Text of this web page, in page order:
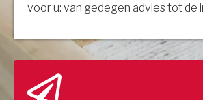
voor u: van gedegen advies tot de